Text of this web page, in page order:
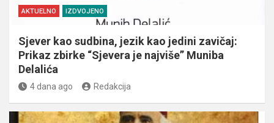
AKTUELNO IZDVOJENO
Sjever kao sudbina, jezik kao jedini zavičaj:
Prikaz zbirke “Sjevera je najviše” Muniba
Delalića
4 dana ago Redakcija